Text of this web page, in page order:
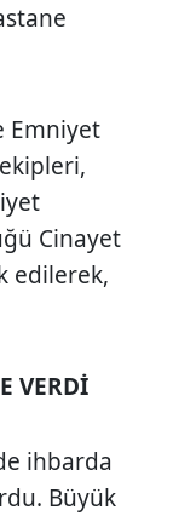
Emniyet
Cinayet
edilerek,
VERDİ
ihbarda
Büyük